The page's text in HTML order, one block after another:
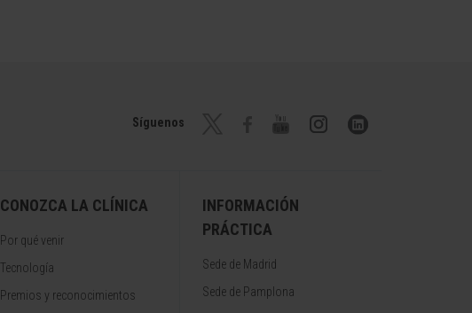
Síguenos
CONOZCA LA CLÍNICA
Por qué venir
Tecnología
Premios y reconocimientos
INFORMACIÓN
PRÁCTICA
Sede de Madrid
Sede de Pamplona